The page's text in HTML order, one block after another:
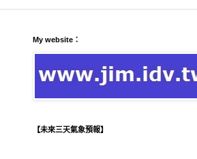
My website：
【未來三天氣象預報】